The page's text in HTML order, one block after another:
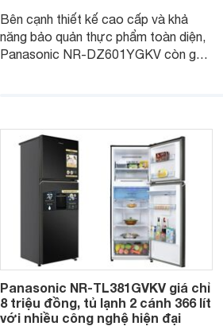
Bên cạnh thiết kế cao cấp và khả
năng bảo quản thực phẩm toàn diện,
Panasonic NR-DZ601YGKV còn gây
Panasonic NR-TL381GVKV giá chỉ
8 triệu đồng, tủ lạnh 2 cánh 366 lít
với nhiều công nghệ hiện đại